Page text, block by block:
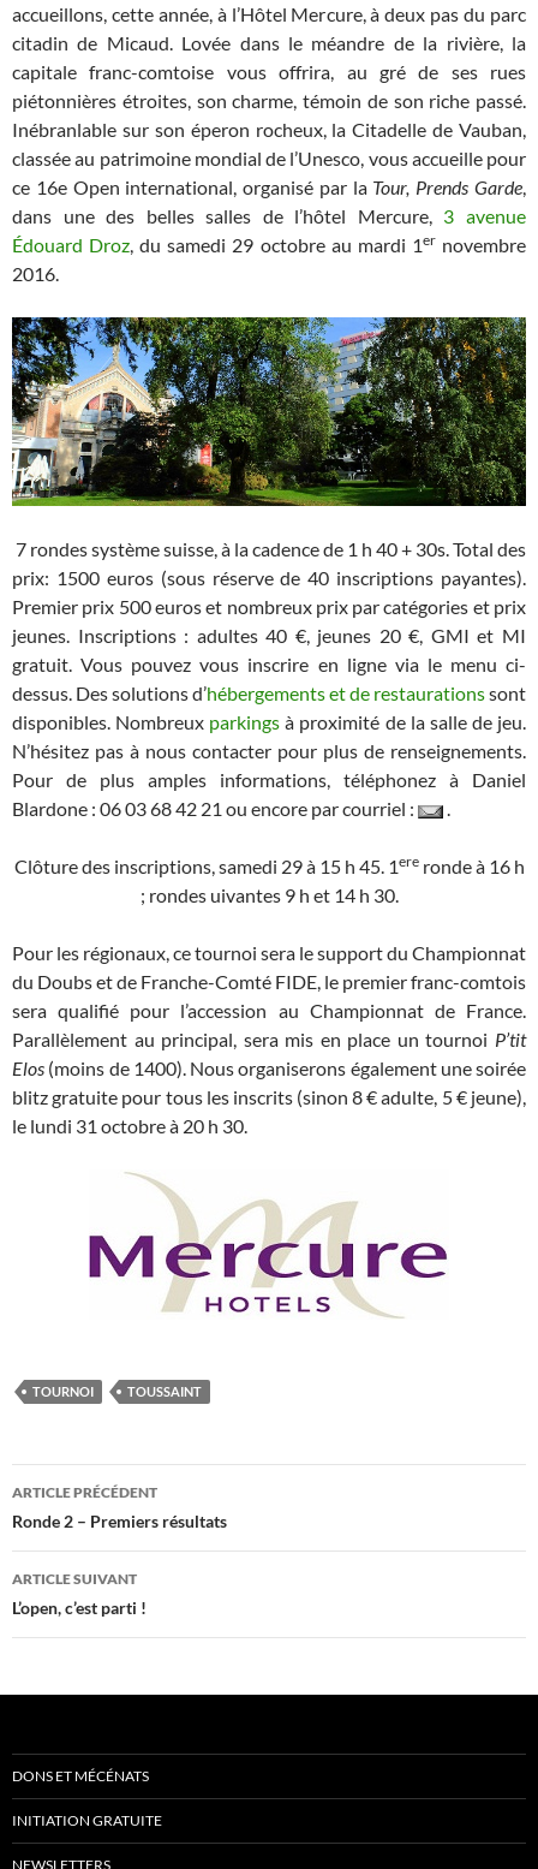
accueillons, cette année, à l’Hôtel Mercure, à deux pas du parc
citadin de Micaud. Lovée dans le méandre de la rivière, la
capitale franc-comtoise vous offrira, au gré de ses rues
piétonnières étroites, son charme, témoin de son riche passé.
Inébranlable sur son éperon rocheux, la Citadelle de Vauban,
classée au patrimoine mondial de l’Unesco, vous accueille pour
ce 16e Open international, organisé par la Tour, Prends Garde
dans une des belles salles de l’hôtel Mercure, 3 avenue
Édouard Droz , du samedi 29 octobre au mardi 1ernovembre
2016.
7 rondes système suisse, à la cadence de 1 h 40 + 30s. Total des
prix: 1500 euros (sous réserve de 40 inscriptions payantes).
Premier prix 500 euros et nombreux prix par catégories et prix
jeunes. Inscriptions : adultes 40 €, jeunes 20 €, GMI et MI
gratuit. Vous pouvez vous inscrire en ligne via le menu ci-
dessus. Des solutions d’hébergements et de restaurationssont
disponibles. Nombreux parkings à proximité de la salle de jeu.
N’hésitez pas à nous contacter pour plus de renseignements.
Pour de plus amples informations, téléphonez à Daniel
Blardone : 06 03 68 42 21 ou encore par courriel :
.
Clôture des inscriptions, samedi 29 à 15 h 45. 1ereronde à 16 h
; rondes uivantes 9 h et 14 h 30.
Pour les régionaux, ce tournoi sera le support du Championnat
du Doubs et de Franche-Comté FIDE, le premier franc-comtois
sera qualifié pour l’accession au Championnat de France.
Parallèlement au principal, sera mis en place un tournoi P’tit
Elos (moins de 1400). Nous organiserons également une soirée
blitz gratuite pour tous les inscrits (sinon 8 € adulte, 5 € jeune),
le lundi 31 octobre à 20 h 30.
TOURNOI TOUSSAINT
Navigation
des
articles
ARTICLE PRÉCÉDENT
Ronde 2 – Premiers résultats
ARTICLE SUIVANT
L’open, c’est parti !
DONS ET MÉCÉNATS
INITIATION GRATUITE
NEWSLETTERS